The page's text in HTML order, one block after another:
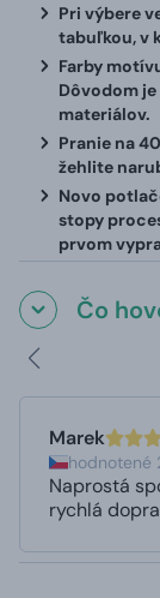
Pri výbere
tabuľkou, v
Farby
Dôvodom
materiálov.
Pranie na
žehlite
Novo
stopy
prvom
Čo
Marek
hodnotené
Naprostá
rychlá